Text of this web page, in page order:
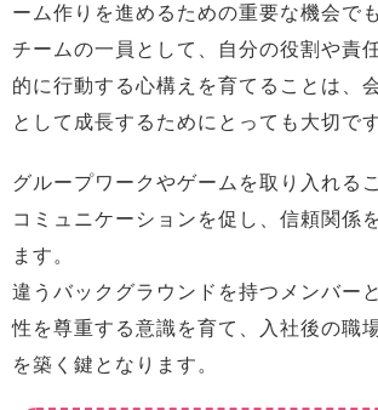
ーム作りを進めるための重要な機会で
チームの一員として、自分の役割や責
的に行動する心構えを育てることは、
として成長するためにとっても大切です
グループワークやゲームを取り入れる
コミュニケーションを促し、信頼関係
ます。
違うバックグラウンドを持つメンバー
性を尊重する意識を育て、入社後の職
を築く鍵となります。